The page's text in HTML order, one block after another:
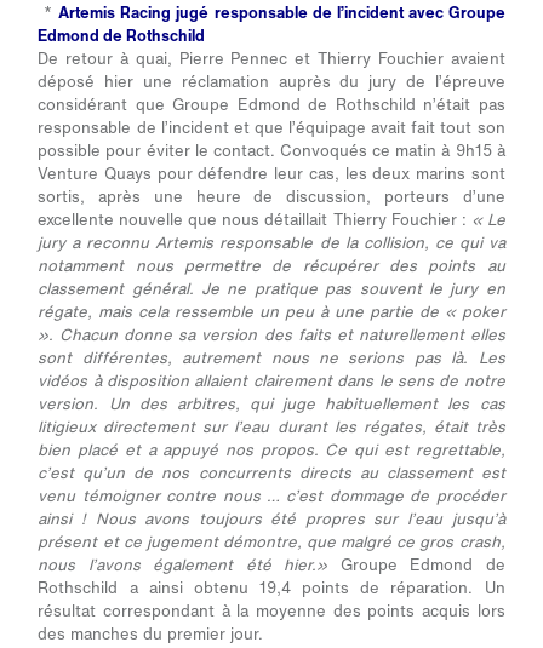
*Artemis Racing jugé responsable de l’incident avec Groupe
Edmond de Rothschild
De retour à quai, Pierre Pennec et Thierry Fouchier avaient
déposé hier une réclamation auprès du jury de l’épreuve
considérant que Groupe Edmond de Rothschild n’était pas
responsable de l’incident et que l’équipage avait fait tout son
possible pour éviter le contact. Convoqués ce matin à 9h15 à
Venture Quays pour défendre leur cas, les deux marins sont
sortis, après une heure de discussion, porteurs d’une
excellente nouvelle que nous détaillait Thierry Fouchier : « Le
jury a reconnu Artemis responsable de la collision, ce qui va
notamment nous permettre de récupérer des points au
classement général. Je ne pratique pas souvent le jury en
régate, mais cela ressemble un peu à une partie de « poker
». Chacun donne sa version des faits et naturellement elles
sont différentes, autrement nous ne serions pas là. Les
vidéos à disposition allaient clairement dans le sens de notre
version. Un des arbitres, qui juge habituellement les cas
litigieux directement sur l’eau durant les régates, était très
bien placé et a appuyé nos propos. Ce qui est regrettable,
c’est qu’un de nos concurrents directs au classement est
venu témoigner contre nous … c’est dommage de procéder
ainsi ! Nous avons toujours été propres sur l’eau jusqu’à
présent et ce jugement démontre, que malgré ce gros crash,
nous l’avons également été hier.» Groupe Edmond de
Rothschild a ainsi obtenu 19,4 points de réparation. Un
résultat correspondant à la moyenne des points acquis lors
des manches du premier jour.